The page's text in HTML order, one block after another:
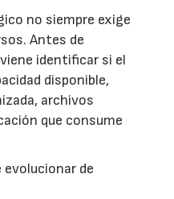
no siempre exige
Antes de
identificar si el
disponible,
archivos
que consume
de